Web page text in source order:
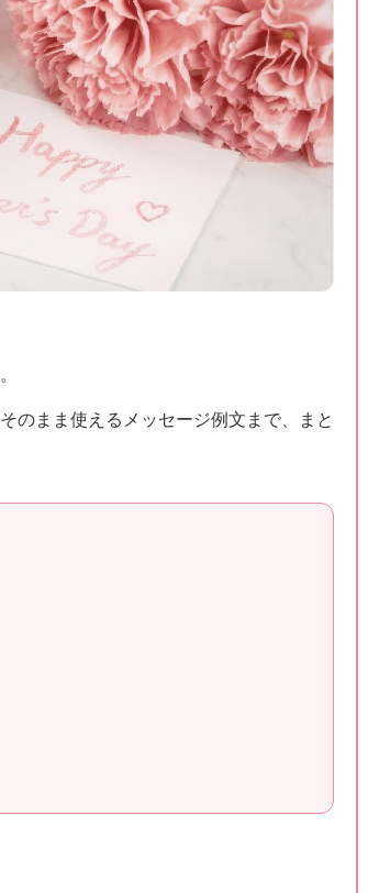
のまま使えるメッセージ例文まで、まと